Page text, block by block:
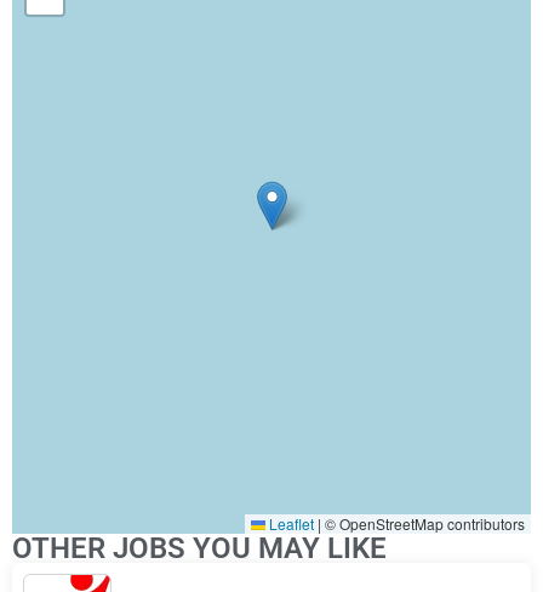
Leaflet | © OpenStreetMap contributors
OTHER JOBS YOU MAY LIKE